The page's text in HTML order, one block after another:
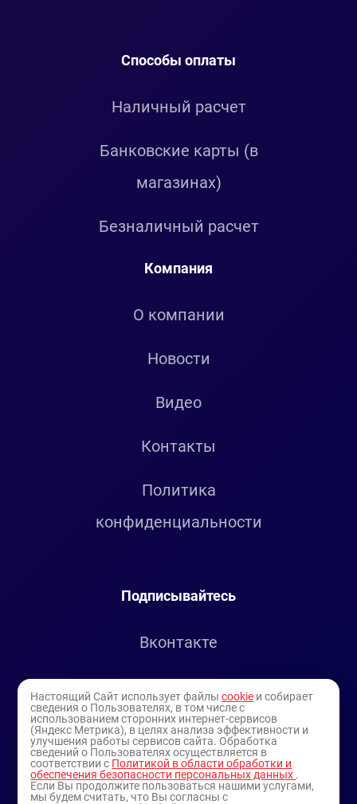
Способы оплаты
Наличный расчет
Банковские карты (в
магазинах)
Безналичный расчет
Компания
О компании
Новости
Видео
Контакты
Политика
конфиденциальности
Подписывайтесь
Вконтакте
Youtube
Настоящий Сайт использует файлыcookie и собирает
сведения о Пользователях, в том числе с
использованием сторонних интернет-сервисов
(Яндекс Метрика), в целях анализа эффективности и
улучшения работы сервисов сайта. Обработка
сведений о Пользователях осуществляется в
соответствии с Политикой в области обработки и
обеспечения безопасности персональных данных .
Если Вы продолжите пользоваться нашими услугами,
мы будем считать, что Вы согласны с